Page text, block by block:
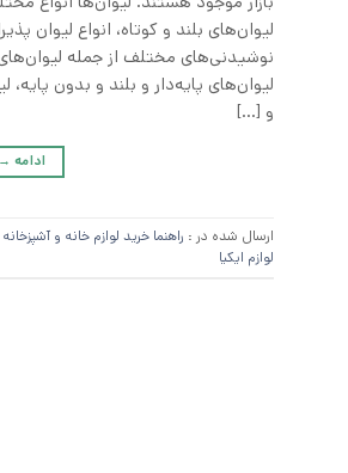
لیوان‌های بلند و کوتاه، انواع لیوان
نوشیدنی‌های مختلف از جمله
لیوان‌های پایه‌دار و بلند و بدون
و […]
ادامه →
ارسال شده در : راهنما خرید لوازم خانه و آشپزخانه
لوازم ایکیا